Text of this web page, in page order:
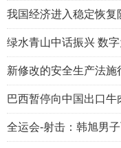
我国经济进入稳定恢
绿水青山中话振兴 数
新修改的安全生产法
巴西暂停向中国出口牛
全运会-射击：韩旭男